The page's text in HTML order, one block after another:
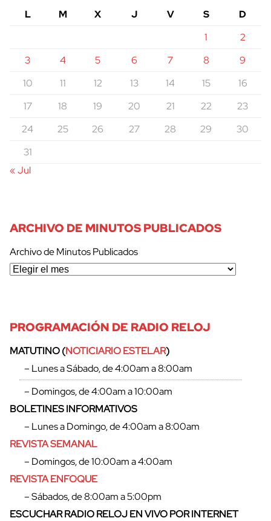
L M X J V S
D
1
2
3
4 5 6 7 8
9
10
11 12 13 14 15
16
17
18 19 20 21 22
23
24
25 26 27 28 29
30
31
« Jul
ARCHIVO DE MINUTOS PUBLICADOS
Archivo de Minutos Publicados
PROGRAMACIÓN DE RADIO RELOJ
MATUTINO (NOTICIARIO ESTELAR)
– Lunes a Sábado, de 4:00am a 8:00am
– Domingos, de 4:00am a 10:00am
BOLETINES INFORMATIVOS
– Lunes a Domingo, de 4:00am a 8:00am
REVISTA SEMANAL
– Domingos, de 10:00am a 4:00am
REVISTA ENFOQUE
– Sábados, de 8:00am a 5:00pm
ESCUCHAR RADIO RELOJ EN VIVO POR INTERNET